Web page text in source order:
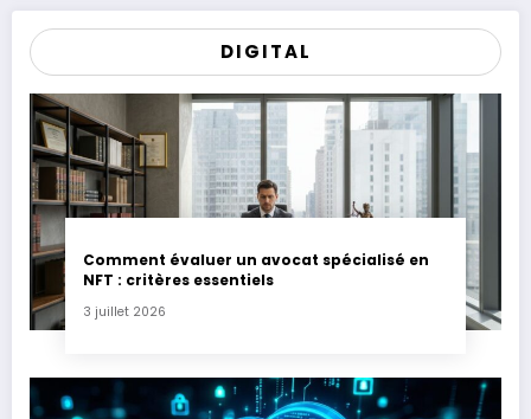
DIGITAL
Comment évaluer un avocat spécialisé en
NFT : critères essentiels
3 juillet 2026